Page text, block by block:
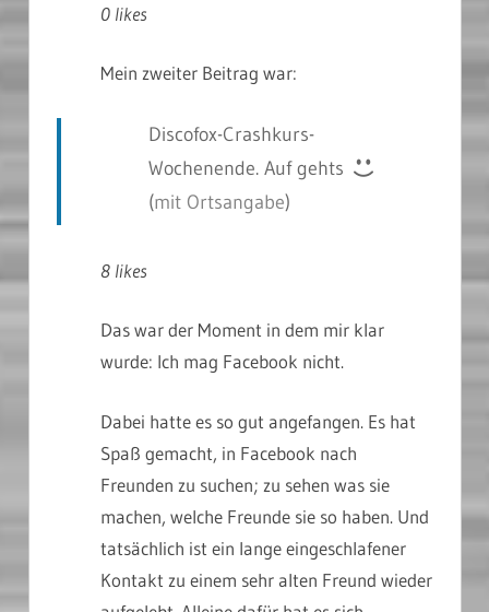
0 likes
Mein zweiter Beitrag war:
Discofox-Crashkurs-
Wochenende. Auf gehts
(mit Ortsangabe)
8 likes
Das war der Moment in dem mir klar
wurde: Ich mag Facebook nicht.
Dabei hatte es so gut angefangen. Es hat
Spaß gemacht, in Facebook nach
Freunden zu suchen; zu sehen was sie
machen, welche Freunde sie so haben. Und
tatsächlich ist ein lange eingeschlafener
Kontakt zu einem sehr alten Freund wieder